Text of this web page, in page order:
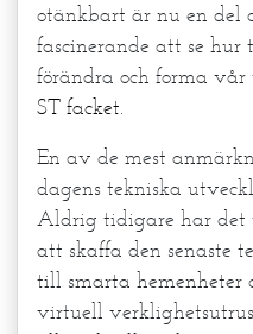
otänkbart är nu en del
fascinerande att se
förändra och forma
ST facket.
En av de mest
dagens tekniska
Aldrig tidigare har det
att skaffa den senaste
till smarta hemenheter
virtuell